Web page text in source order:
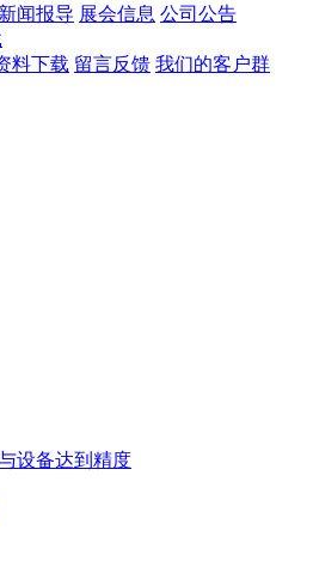
闻报导 展会信息 公司公告
料下载 留言反馈 我们的客户群
设备达到精度